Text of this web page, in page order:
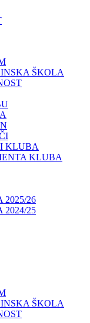
ŠKOLA
KLUBA
KLUBA
2025/26
2024/25
ŠKOLA